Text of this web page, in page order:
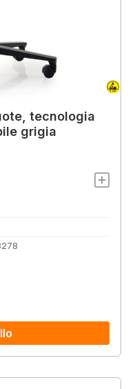
tecnologia
grigia